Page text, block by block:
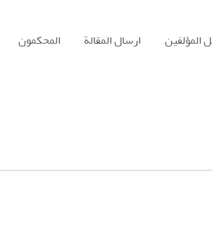
المؤلفين ارسال المقالة المحكمون